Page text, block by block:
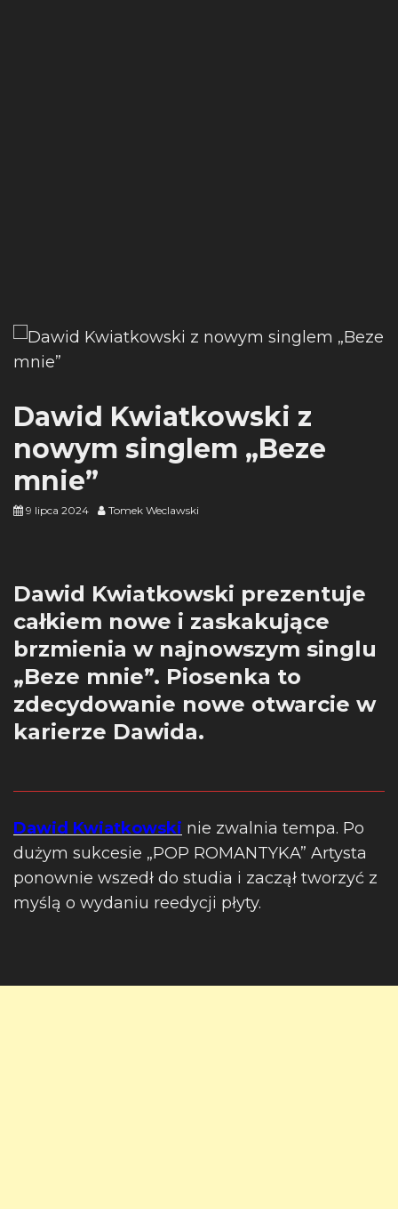
Dawid Kwiatkowski z
nowym singlem „Beze
mnie”
9 lipca 2024 Tomek Weclawski
Dawid Kwiatkowski prezentuje
całkiem nowe i zaskakujące
brzmienia w najnowszym singlu
„Beze mnie”. Piosenka to
zdecydowanie nowe otwarcie w
karierze Dawida.
Dawid Kwiatkowski nie zwalnia tempa. Po
dużym sukcesie „POP ROMANTYKA” Artysta
ponownie wszedł do studia i zaczął tworzyć z
myślą o wydaniu reedycji płyty.